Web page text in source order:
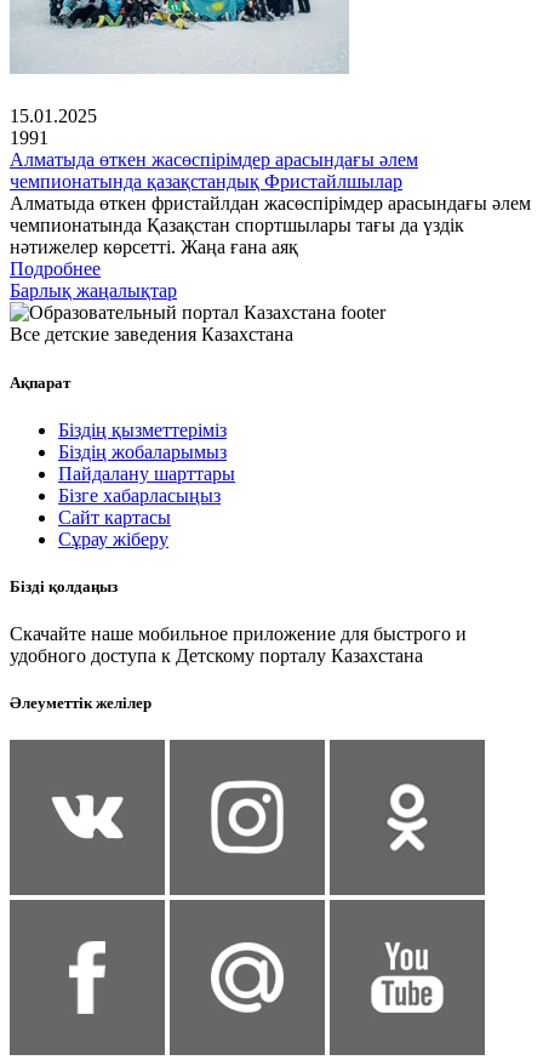
15.01.2025
1991
Алматыда өткен жасөспірімдер арасындағы әлем
чемпионатында қазақстандық Фристайлшылар
Алматыда өткен фристайлдан жасөспірімдер арасындағы әлем
чемпионатында Қазақстан спортшылары тағы да үздік
нәтижелер көрсетті. Жаңа ғана аяқ
Подробнее
Барлық жаңалықтар
Все детские заведения Казахстана
Ақпарат
Біздің қызметтеріміз
Біздің жобаларымыз
Пайдалану шарттары
Бізге хабарласыңыз
Сайт картасы
Сұрау жіберу
Бізді қолдаңыз
Скачайте наше мобильное приложение для быстрого и
удобного доступа к Детскому порталу Казахстана
Әлеуметтік желілер